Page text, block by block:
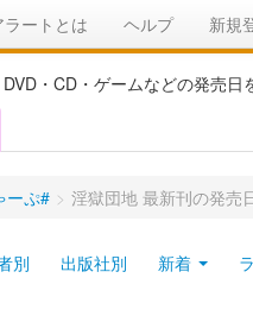
ートとは ヘルプ 新規
・CD・ゲームなどの発売日
ーぷ# > 淫獄団地 最新刊の発売
別 出版社別 新着